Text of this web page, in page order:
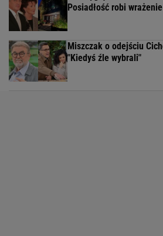
Posiadłość robi wrażenie
Miszczak o odejściu
"Kiedyś źle wybrali"